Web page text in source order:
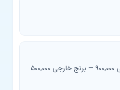
گندم ۲۰۰,۰۰۰ — برنج ایرانی ۹۰۰,۰۰۰ — برنج خارجی ۵۰۰,۰۰۰